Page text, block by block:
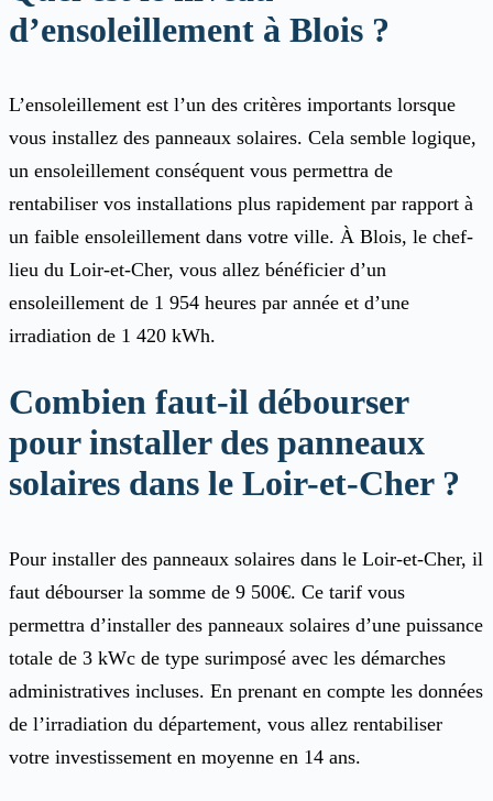
d’ensoleillement à Blois ?
L’ensoleillement est l’un des critères importants lorsque
vous installez des panneaux solaires. Cela semble logique,
un ensoleillement conséquent vous permettra de
rentabiliser vos installations plus rapidement par rapport à
un faible ensoleillement dans votre ville. À Blois, le chef-
lieu du Loir-et-Cher, vous allez bénéficier d’un
ensoleillement de 1 954 heures par année et d’une
irradiation de 1 420 kWh.
Combien faut-il débourser
pour installer des panneaux
solaires dans le Loir-et-Cher ?
Pour installer des panneaux solaires dans le Loir-et-Cher, il
faut débourser la somme de 9 500€. Ce tarif vous
permettra d’installer des panneaux solaires d’une puissance
totale de 3 kWc de type surimposé avec les démarches
administratives incluses. En prenant en compte les données
de l’irradiation du département, vous allez rentabiliser
votre investissement en moyenne en 14 ans.